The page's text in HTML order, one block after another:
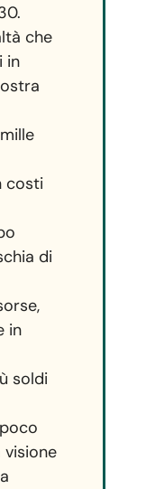
che
in
costi
di
in
soldi